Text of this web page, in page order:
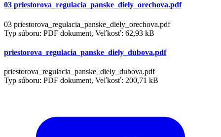
03 priestorova_regulacia_panske_diely_orechova.pdf
03 priestorova_regulacia_panske_diely_orechova.pdf
Typ súboru: PDF dokument, Veľkosť: 62,93 kB
priestorova_regulacia_panske_diely_dubova.pdf
priestorova_regulacia_panske_diely_dubova.pdf
Typ súboru: PDF dokument, Veľkosť: 200,71 kB